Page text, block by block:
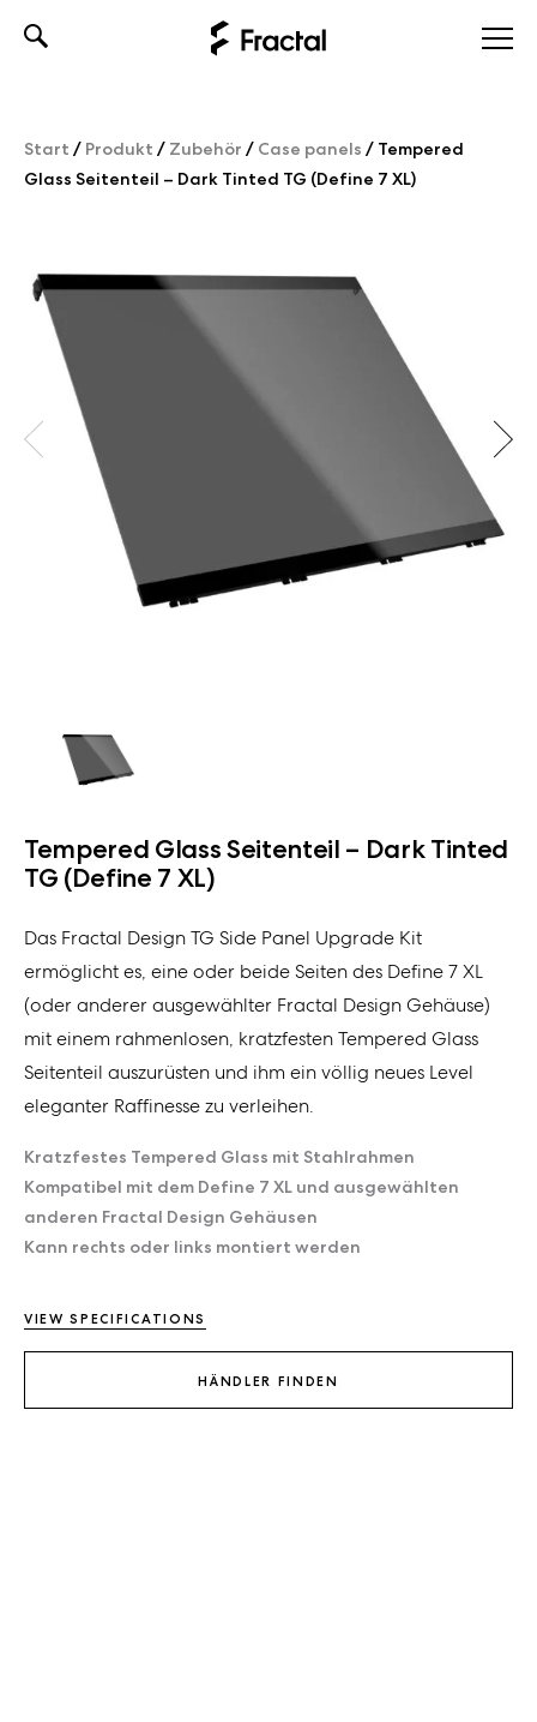
Start / Produkt / Zubehör / Case panels / Tempered
Glass Seitenteil – Dark Tinted TG (Define 7 XL)
Tempered Glass Seitenteil – Dark Tinted
TG (Define 7 XL)
Das Fractal Design TG Side Panel Upgrade Kit
ermöglicht es, eine oder beide Seiten des Define 7 XL
(oder anderer ausgewählter Fractal Design Gehäuse)
mit einem rahmenlosen, kratzfesten Tempered Glass
Seitenteil auszurüsten und ihm ein völlig neues Level
eleganter Raffinesse zu verleihen.
Kratzfestes Tempered Glass mit Stahlrahmen
Kompatibel mit dem Define 7 XL und ausgewählten
anderen Fractal Design Gehäusen
Kann rechts oder links montiert werden
VIEW SPECIFICATIONS
HÄNDLER FINDEN